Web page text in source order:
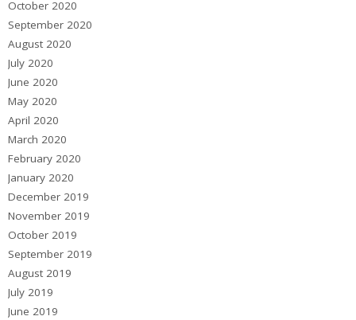
October 2020
September 2020
August 2020
July 2020
June 2020
May 2020
April 2020
March 2020
February 2020
January 2020
December 2019
November 2019
October 2019
September 2019
August 2019
July 2019
June 2019